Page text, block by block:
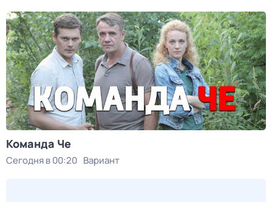
Команда Че
Сегодня в 00:20 Вариант